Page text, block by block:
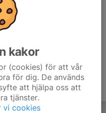
kakor
(cookies) för att vår
för dig. De används
att hjälpa oss att
tjänster.
vi cookies